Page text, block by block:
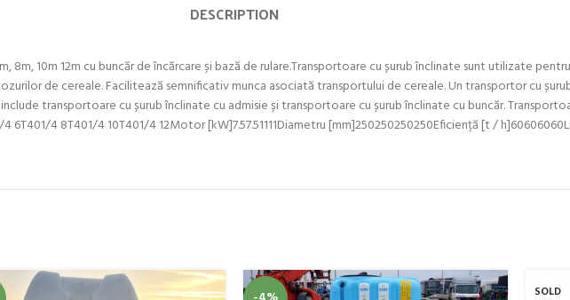
DESCRIPTION
8m, 10m 12m cu buncăr de încărcare și bază de rulare.Transportoare cu șurub înclinate sunt utilizate
de cereale. Facilitează semnificativ munca asociată transportului de cereale. Un transportor cu
transportoare cu șurub înclinate cu admisie și transportoare cu șurub înclinate cu buncăr.
4 8T401/4 10T401/4 12Motor [kW]7.57.51111Diametru [mm]250250250250Eficiență [t /
SOLD